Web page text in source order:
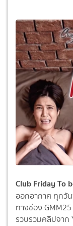
Club Friday To
ออกอากาศ ทุกวั
ทางช่อง
รวบรวมคลิปจาก